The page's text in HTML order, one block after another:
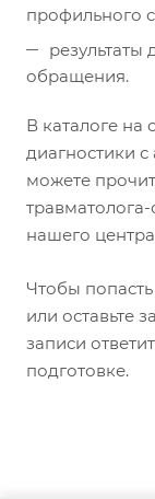
профильного
результаты
обращения.
В каталоге на
диагностики
можете
нашего
Чтобы
или оставьте
записи
подготовке.